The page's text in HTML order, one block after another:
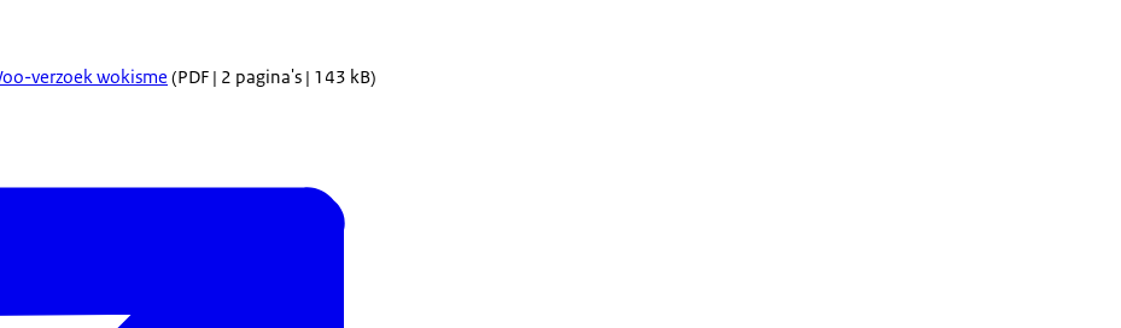
verzoek wokisme (PDF | 2 pagina's | 143 kB)